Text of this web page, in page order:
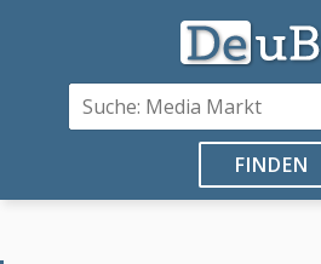
FINDEN